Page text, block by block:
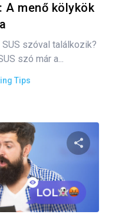
A menő kölykök
szóval találkozik?
szó már a...
Tips